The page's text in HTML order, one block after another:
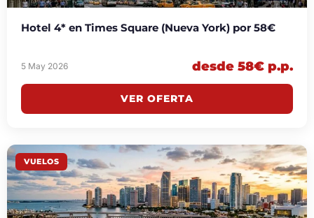
Hotel 4* en Times Square (Nueva York) por 58€
5 May 2026 desde 58€ p.p.
VER OFERTA
VUELOS